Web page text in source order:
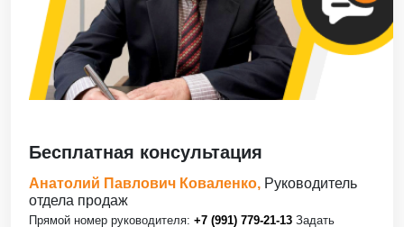
Бесплатная консультация
Анатолий Павлович Коваленко, Руководитель
отдела продаж
Прямой номер руководителя: +7 (991) 779-21-13 Задать